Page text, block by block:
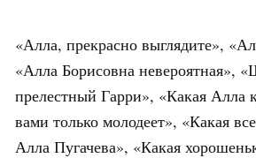
«Алла, прекрасно выглядите»,
«Алла Борисовна невероятная»,
прелестный Гарри», «Какая Алла
вами только молодеет», «Какая
Алла Пугачева», «Какая